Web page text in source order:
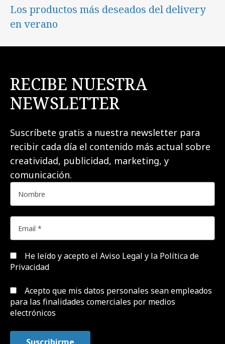
Los productos más deseados del delivery
en verano
RECIBE NUESTRA
NEWSLETTER
Suscríbete gratis a nuestra newsletter para
recibir cada día el contenido más actual sobre
creatividad, publicidad, marketing, y
comunicación.
He leído y acepto el Aviso Legal y la Política de
Privacidad
Acepto que mis datos personales sean empleados
para las finalidades comerciales por medios
electrónicos